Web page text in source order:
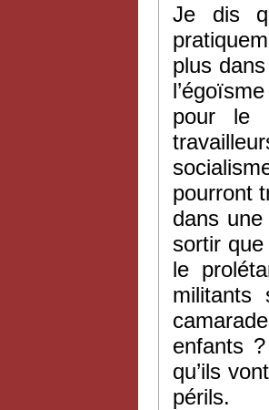
Je dis
plus
pour le
pourront
dans
sortir
le
militants
enfants
qu’ils
périls.